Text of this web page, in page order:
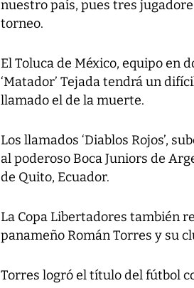
nuestro país, pues tres
torneo.
El Toluca de México, equipo en
‘Matador’ Tejada tendrá un
llamado el de la muerte.
Los llamados ‘Diablos Rojos’,
al poderoso Boca Juniors de
de Quito, Ecuador.
La Copa Libertadores también
panameño Román Torres y su
Torres logró el título del fútbol